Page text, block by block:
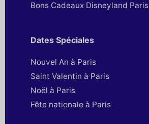
Bons Cadeaux Disneyland Paris
Dates Spéciales
Nouvel An à Paris
Saint Valentin à Paris
Noël à Paris
Fête nationale à Paris